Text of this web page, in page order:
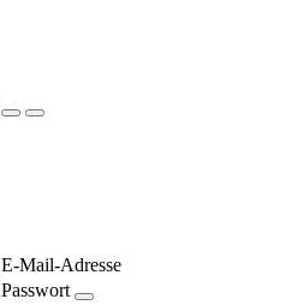
E-Mail-Adresse
Passwort